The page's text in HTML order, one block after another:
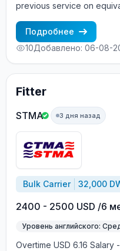
previous service on
Подробнее
10Добавлено: 06-08-
Fitter
STMA 3 дня назад
Bulk Carrier 32,000
2400 - 2500 USD /6
Уровень английского:
Overtime USD 6.16